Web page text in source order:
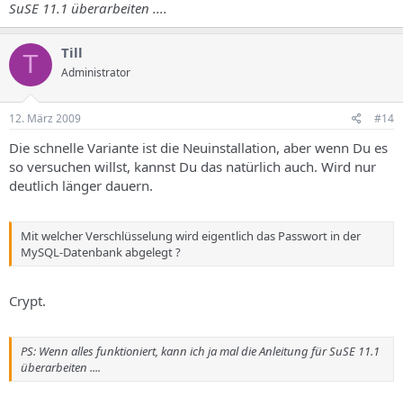
SuSE 11.1 überarbeiten ....
T Till
Administrator
12. März 2009 #14
Die schnelle Variante ist die Neuinstallation, aber wenn Du es
so versuchen willst, kannst Du das natürlich auch. Wird nur
deutlich länger dauern.
Mit welcher Verschlüsselung wird eigentlich das Passwort in der
MySQL-Datenbank abgelegt ?
Crypt.
PS: Wenn alles funktioniert, kann ich ja mal die Anleitung für SuSE 11.1
überarbeiten ....